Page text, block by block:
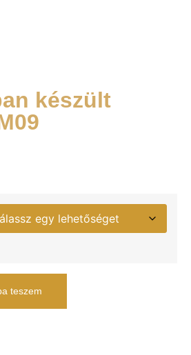
készült
teszem